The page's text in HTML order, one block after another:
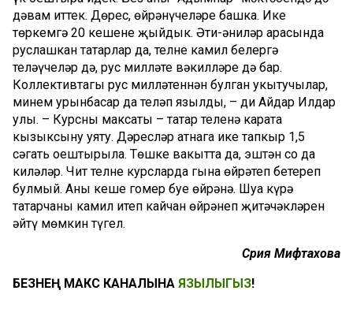
дәвам иттек. Дөрес, өйрәнүчеләре башка. Ике
төркемгә 20 кешене җыйдык. Әти-әниләр арасында
руслашкан татарлар да, телне камил белергә
теләүчеләр дә, рус милләте вәкилләре дә бар.
Коллективтагы рус милләтеннән булган укытучылар,
минем урынбасар да теләп язылды, – ди Айдар Илдар
улы. – Курсның максаты – татар теленә карата
кызыксыну уяту. Дәресләр атнага ике тапкыр 1,5
сәгать оештырыла. Төшке вакытта да, эштән соң да
киләләр. Чит телне курсларда гына өйрәтеп бетереп
булмый. Аны кеше гомер буе өйрәнә. Шуңа күрә
татарчаны камил итеп кайчан өйрәнеп җитәчәкләрен
әйтү мөмкин түгел.
Сәрия Мифтахова
БЕЗНЕҢ МАКС КАНАЛЫНА ЯЗЫЛЫГЫЗ!